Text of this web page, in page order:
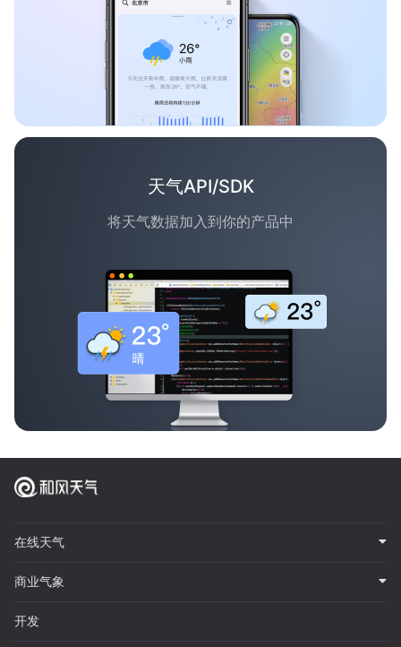
天气API/SDK
将天气数据加入到你的产品中
在线天气
商业气象
开发